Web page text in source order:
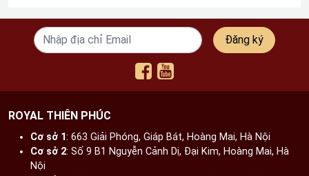
Đăng ký
ROYAL THIÊN PHÚC
Cơ sở 1: 663 Giải Phóng, Giáp Bát, Hoàng Mai, Hà Nội​
Cơ sở 2: Số 9 B1 Nguyễn Cảnh Dị, Đại Kim, Hoàng Mai, Hà
Nội​